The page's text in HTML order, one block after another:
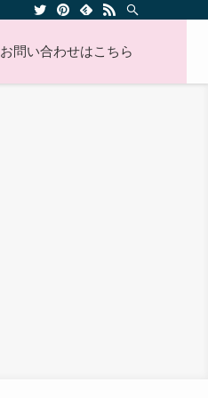
お問い合わせはこちら